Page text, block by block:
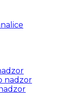
nadzor